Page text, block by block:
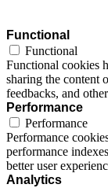
Functional
Functional
Functional cookies
sharing the content
feedbacks, and
Performance
Performance
Performance
performance
better user
Analytics